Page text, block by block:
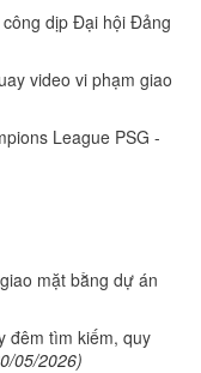
dịp Đại hội Đảng
video vi phạm giao
League PSG -
mặt bằng dự án
đêm tìm kiếm, quy
05/2026)